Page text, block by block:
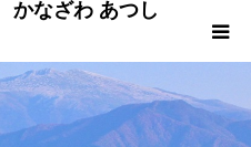
なざわ あつし